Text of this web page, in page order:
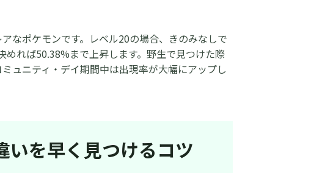
なポケモンです。レベル20の場合、きのみなしで
れば50.38%まで上昇します。野生で見つけた際
ュニティ・デイ期間中は出現率が大幅にアップし
いを早く見つけるコツ